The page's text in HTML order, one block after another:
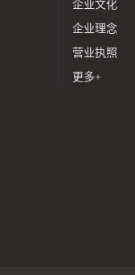
企业文化
企业理念
营业执照
更多+